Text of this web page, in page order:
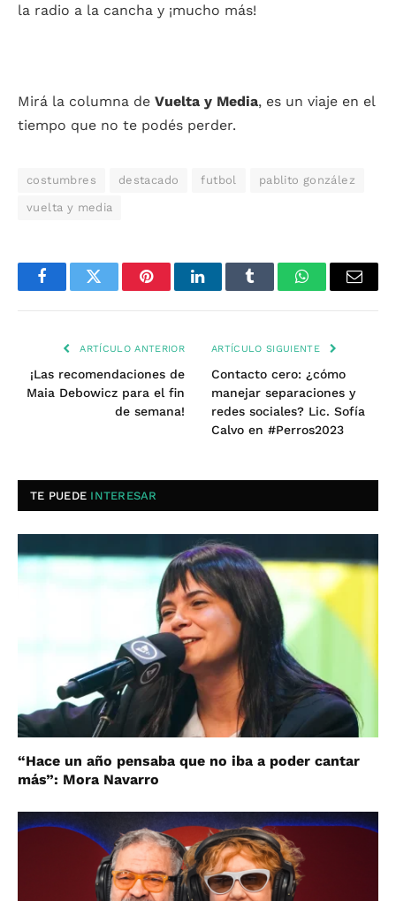
la radio a la cancha y ¡mucho más!
Mirá la columna de Vuelta y Media, es un viaje en el
tiempo que no te podés perder.
costumbres destacado futbol pablito gonzález
vuelta y media
FacebookTwitter PinterestLinkedInTumblr WhatsAppEmail
ARTÍCULO ANTERIOR
¡Las recomendaciones de
Maia Debowicz para el fin
de semana!
ARTÍCULO SIGUIENTE
Contacto cero: ¿cómo
manejar separaciones y
redes sociales? Lic. Sofía
Calvo en #Perros2023
TE PUEDE INTERESAR
“Hace un año pensaba que no iba a poder cantar
más”: Mora Navarro